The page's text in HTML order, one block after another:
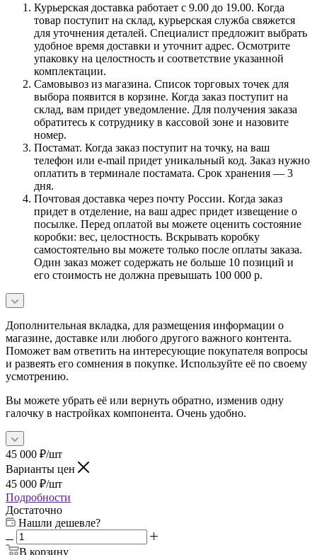
Курьерская доставка работает с 9.00 до 19.00. Когда
товар поступит на склад, курьерская служба свяжется
для уточнения деталей. Специалист предложит выбрать
удобное время доставки и уточнит адрес. Осмотрите
упаковку на целостность и соответствие указанной
комплектации.
Самовывоз из магазина. Список торговых точек для
выбора появится в корзине. Когда заказ поступит на
склад, вам придет уведомление. Для получения заказа
обратитесь к сотруднику в кассовой зоне и назовите
номер.
Постамат. Когда заказ поступит на точку, на ваш
телефон или e-mail придет уникальный код. Заказ нужно
оплатить в терминале постамата. Срок хранения — 3
дня.
Почтовая доставка через почту России. Когда заказ
придет в отделение, на ваш адрес придет извещение о
посылке. Перед оплатой вы можете оценить состояние
коробки: вес, целостность. Вскрывать коробку
самостоятельно вы можете только после оплаты заказа.
Один заказ может содержать не больше 10 позиций и
его стоимость не должна превышать 100 000 р.
Дополнительная вкладка, для размещения информации о
магазине, доставке или любого другого важного контента.
Поможет вам ответить на интересующие покупателя вопросы
и развеять его сомнения в покупке. Используйте её по своему
усмотрению.
Вы можете убрать её или вернуть обратно, изменив одну
галочку в настройках компонента. Очень удобно.
45 000 ₽/шт
Варианты цен
45 000 ₽/шт
Подробности
Достаточно
Нашли дешевле?
В корзину